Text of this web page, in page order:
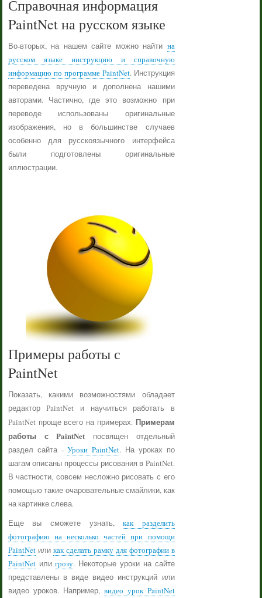
Справочная информация
PaintNet на русском языке
Во-вторых, на нашем сайте можно найти на
русском языке инструкцию и справочную
информацию по программе PaintNet. Инструкция
переведена вручную и дополнена нашими
авторами. Частично, где это возможно при
переводе использованы оригинальные
изображения, но в большинстве случаев
особенно для русскоязычного интерфейса
были подготовлены оригинальные
иллюстрации.
Примеры работы с
PaintNet
Показать, какими возможностями обладает
редактор PaintNet и научиться работать в
PaintNet проще всего на примерах. Примерам
работы с PaintNet посвящен отдельный
раздел сайта -Уроки PaintNet. На уроках по
шагам описаны процессы рисования в PaintNet.
В частности, совсем несложно рисовать с его
помощью такие очаровательные смайлики, как
на картинке слева.
Еще вы сможете узнать,как разделить
фотографию на несколько частей при помощи
PaintNetили как сделать рамку для фотографии в
PaintNetилигрозу. Некоторые уроки на сайте
представлены в виде видео инструкций или
видео уроков. Например, видео урок PaintNet